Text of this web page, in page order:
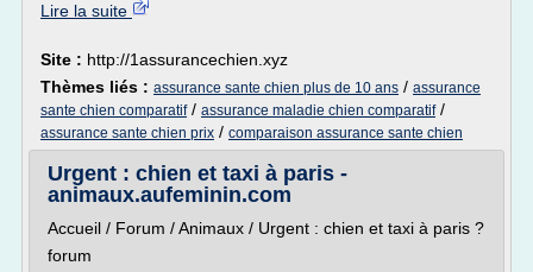
Lire la suite
Site : http://1assurancechien.xyz
Thèmes liés : assurance sante chien plus de 10 ans / assurance
sante chien comparatif/ assurance maladie chien comparatif/
assurance sante chien prix / comparaison assurance sante chien
Urgent : chien et taxi à paris -
animaux.aufeminin.com
Accueil / Forum / Animaux / Urgent : chien et taxi à paris ?
forum